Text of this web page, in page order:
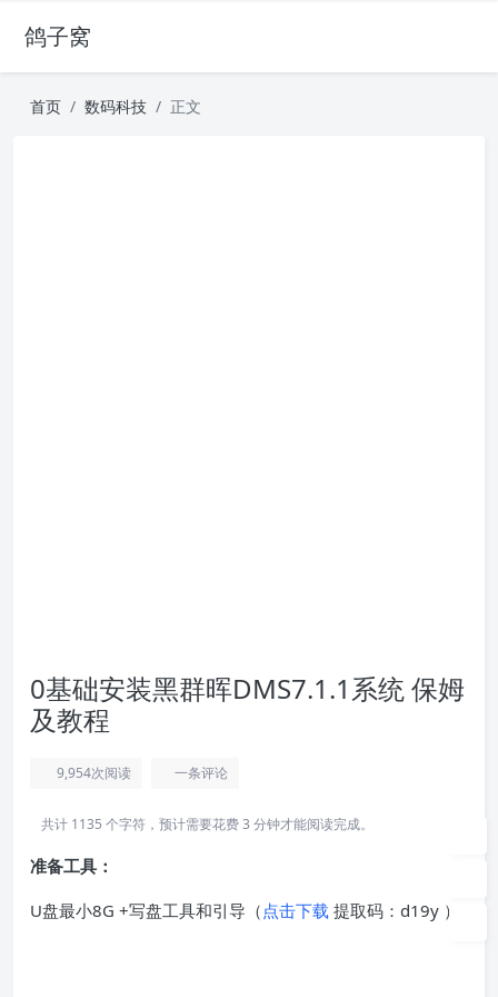
鸽子窝
首页 数码科技 正文
0基础安装黑群晖DMS7.1.1系统 保姆
及教程
9,954次阅读 一条评论
共计 1135 个字符，预计需要花费 3 分钟才能阅读完成。
准备工具：
U盘最小8G +写盘工具和引导（ 点击下载 提取码：d19y ）